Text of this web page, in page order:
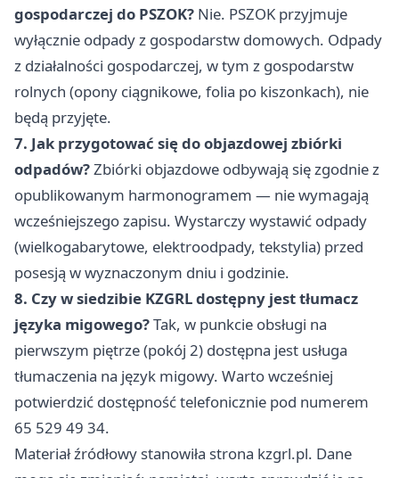
gospodarczej do PSZOK? Nie. PSZOK przyjmuje
wyłącznie odpady z gospodarstw domowych. Odpady
z działalności gospodarczej, w tym z gospodarstw
rolnych (opony ciągnikowe, folia po kiszonkach), nie
będą przyjęte.
7. Jak przygotować się do objazdowej zbiórki
odpadów?Zbiórki objazdowe odbywają się zgodnie z
opublikowanym harmonogramem — nie wymagają
wcześniejszego zapisu. Wystarczy wystawić odpady
(wielkogabarytowe, elektroodpady, tekstylia) przed
posesją w wyznaczonym dniu i godzinie.
8. Czy w siedzibie KZGRL dostępny jest tłumacz
języka migowego?Tak, w punkcie obsługi na
pierwszym piętrze (pokój 2) dostępna jest usługa
tłumaczenia na język migowy. Warto wcześniej
potwierdzić dostępność telefonicznie pod numerem
65 529 49 34.
Materiał źródłowy stanowiła strona kzgrl.pl. Dane